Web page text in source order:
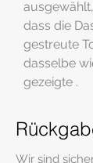
dass die
gestreute
dasselbe
gezeigte .
Wir sind